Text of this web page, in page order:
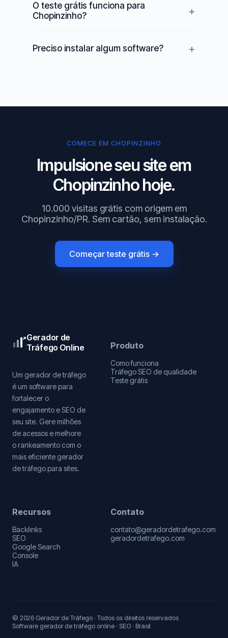
O teste grátis funciona para
Chopinzinho?
Preciso instalar algum software?
COMECE EM CHOPINZINHO
Impulsione seu site em
Chopinzinho hoje.
10.000 visitas grátis com origem em
Chopinzinho/PR. Sem cartão, sem instalação.
Começar teste grátis →
Gerador de
Tráfego Online
Um gerador de tráfego
é um software para
fortalecer o
engajamento e SEO de
seu site. Gere milhões
de acessos e melhore
o rankeamento com o
mais eficiente gerador
de tráfego para sites.
Produto
Como funciona
Tráfego SEO de qualidade
Teste grátis
Recursos
Backlinks
SEO
Google Search
Console
IA
Contato
contato@geradordetrafego.com
geradordetrafego.com
© 2026 Gerador de Tráfego · Todos os direitos reservados
Software gerador de tráfego online · SEO · Brasil